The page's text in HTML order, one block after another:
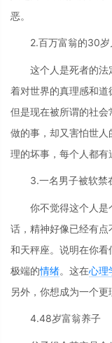
恶。
2.百万富翁的30岁
这个人是死者的法
着对世界的真理感和道
但是现在被所谓的社
做的事，却又害怕世
理的坏事，每个人都有
3.一名男子被软禁
你不觉得这个人是
话，精神好像已经有
和天秤座。说明在你
极端的情绪。这在心理
另外，你想成为一个更
4.48岁富翁养子